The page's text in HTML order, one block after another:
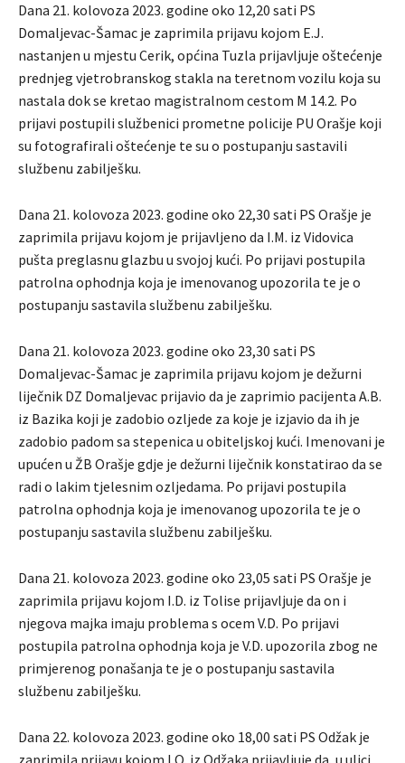
Dana 21. kolovoza 2023. godine oko 12,20 sati PS
Domaljevac-Šamac je zaprimila prijavu kojom E.J.
nastanjen u mjestu Cerik, općina Tuzla prijavljuje oštećenje
prednjeg vjetrobranskog stakla na teretnom vozilu koja su
nastala dok se kretao magistralnom cestom M 14.2. Po
prijavi postupili službenici prometne policije PU Orašje koji
su fotografirali oštećenje te su o postupanju sastavili
službenu zabilješku.
Dana 21. kolovoza 2023. godine oko 22,30 sati PS Orašje je
zaprimila prijavu kojom je prijavljeno da I.M. iz Vidovica
pušta preglasnu glazbu u svojoj kući. Po prijavi postupila
patrolna ophodnja koja je imenovanog upozorila te je o
postupanju sastavila službenu zabilješku.
Dana 21. kolovoza 2023. godine oko 23,30 sati PS
Domaljevac-Šamac je zaprimila prijavu kojom je dežurni
liječnik DZ Domaljevac prijavio da je zaprimio pacijenta A.B.
iz Bazika koji je zadobio ozljede za koje je izjavio da ih je
zadobio padom sa stepenica u obiteljskoj kući. Imenovani je
upućen u ŽB Orašje gdje je dežurni liječnik konstatirao da se
radi o lakim tjelesnim ozljedama. Po prijavi postupila
patrolna ophodnja koja je imenovanog upozorila te je o
postupanju sastavila službenu zabilješku.
Dana 21. kolovoza 2023. godine oko 23,05 sati PS Orašje je
zaprimila prijavu kojom I.D. iz Tolise prijavljuje da on i
njegova majka imaju problema s ocem V.D. Po prijavi
postupila patrolna ophodnja koja je V.D. upozorila zbog ne
primjerenog ponašanja te je o postupanju sastavila
službenu zabilješku.
Dana 22. kolovoza 2023. godine oko 18,00 sati PS Odžak je